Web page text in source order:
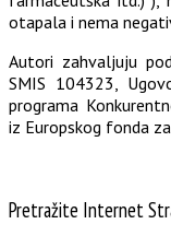
otapala i nema
Autori zahvaljuju
SMIS 104323,
programa
iz Europskog fonda
Pretražite Internet